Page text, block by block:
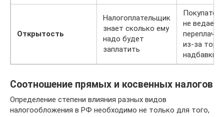
Открытость
Налогоплательщик
знает сколько ему
надо будет
заплатить
не ведает,
из-за
надбавки
Соотношение прямых и косвенных налогов
Определение степени влияния разных видов
налогообложения в РФ необходимо не только для того,